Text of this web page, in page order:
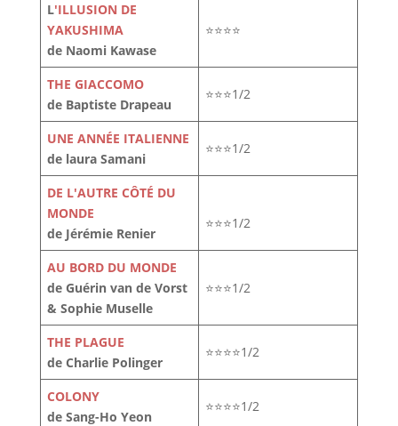
L'ILLUSION DE
YAKUSHIMA
de Naomi Kawase
⭐⭐⭐⭐
THE GIACCOMO
de Baptiste Drapeau
⭐⭐⭐1/2
UNE ANNÉE ITALIENNE
de laura Samani
⭐⭐⭐1/2
DE L'AUTRE CÔTÉ DU
MONDE
de Jérémie Renier
⭐⭐⭐1/2
AU BORD DU MONDE
de Guérin van de Vorst
& Sophie Muselle
⭐⭐⭐1/2
THE PLAGUE
de Charlie Polinger
⭐⭐⭐⭐1/2
COLONY
de Sang-Ho Yeon
⭐⭐⭐⭐1/2